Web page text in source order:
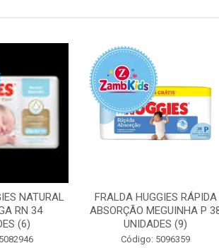
NATURAL
RN 34
(6)
FRALDA HUGGIES RÁPIDA
ABSORÇÃO MEGUINHA P
UNIDADES (9)
Código: 5096359